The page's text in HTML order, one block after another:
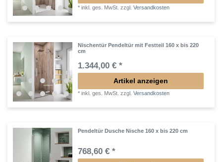
*inkl. ges. MwSt. zzgl.Versandkosten
Nischentür Pendeltür mit Festteil 160 x bis 220
cm
1.344,00 € *
Artikel anzeigen
*inkl. ges. MwSt. zzgl.Versandkosten
Pendeltür Dusche Nische 160 x bis 220 cm
768,60 € *